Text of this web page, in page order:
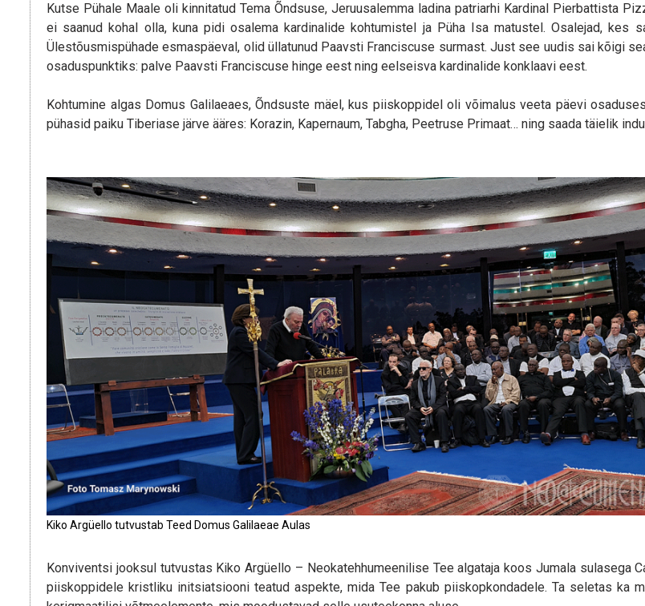
Kutse Pühale Maale oli kinnitatud Tema Õndsuse, Jeruusalemma ladina patriarhi Kardinal Pierbattista
ei saanud kohal olla, kuna pidi osalema kardinalide kohtumistel ja Püha Isa matustel. Osalejad, kes
Ülestõusmispühade esmaspäeval, olid üllatunud Paavsti Franciscuse surmast. Just see uudis sai kõigi
osaduspunktiks: palve Paavsti Franciscuse hinge eest ning eelseisva kardinalide konklaavi eest.
Kohtumine algas Domus Galilaeaes, Õndsuste mäel, kus piiskoppidel oli võimalus veeta päevi
pühasid paiku Tiberiase järve ääres: Korazin, Kapernaum, Tabgha, Peetruse Primaat… ning saada täielik
Kiko Argüello tutvustab Teed Domus Galilaeae Aulas
Konviventsi jooksul tutvustas Kiko Argüello – Neokatehhumeenilise Tee algataja koos Jumala sulasega
piiskoppidele kristliku initsiatsiooni teatud aspekte, mida Tee pakub piiskopkondadele. Ta seletas ka